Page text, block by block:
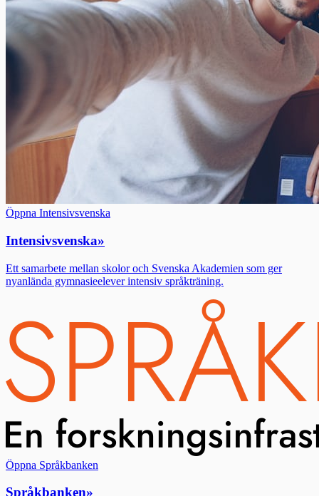
Öppna Intensivsvenska
Intensivsvenska»
Ett samarbete mellan skolor och Svenska Akademien som ger
nyanlända gymnasieelever intensiv språkträning.
Öppna Språkbanken
Språkbanken»